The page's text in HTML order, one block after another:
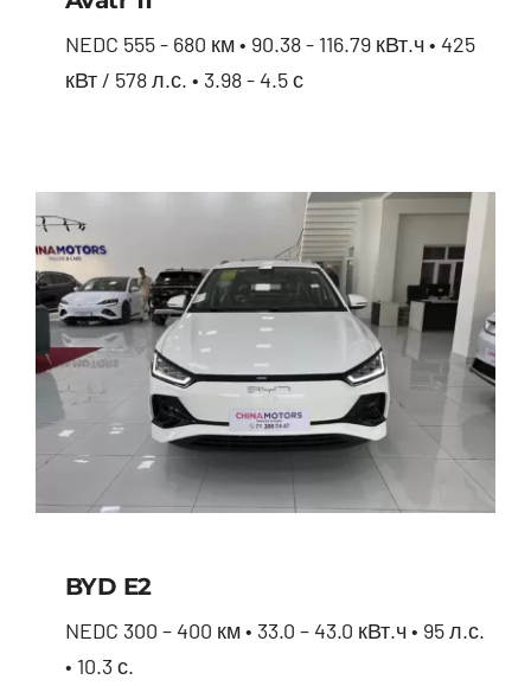
NEDC 555 - 680 км • 90.38 - 116.79 кВт.ч • 425
кВт / 578 л.с. • 3.98 - 4.5 с
BYD E2
NEDC 300 – 400 км • 33.0 – 43.0 кВт.ч • 95 л.с.
• 10.3 с.